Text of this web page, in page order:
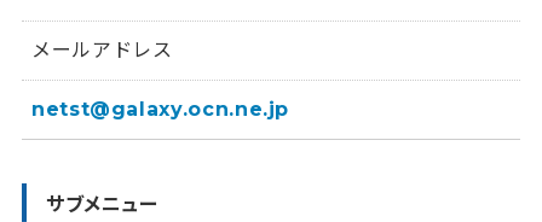
メールアドレス
netst@galaxy.ocn.ne.jp
サブメニュー